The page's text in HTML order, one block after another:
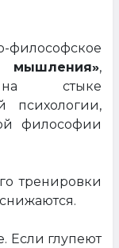
мышления»,
на стыке
психологии,
философии
тренировки
Если глупеют